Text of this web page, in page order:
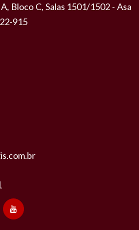
Bloco C, Salas 1501/1502 - Asa
915